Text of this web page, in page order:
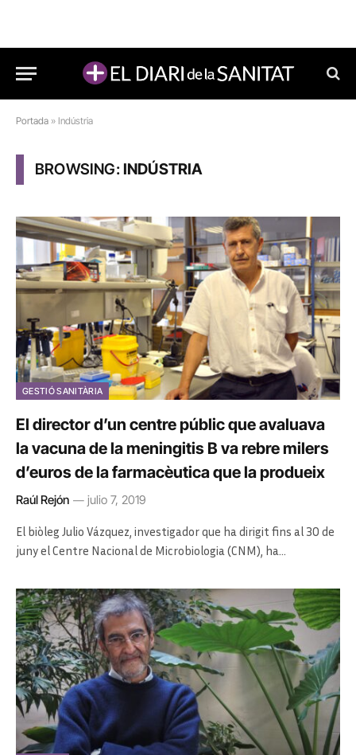
Portada » Indústria
BROWSING:INDÚSTRIA
GESTIÓ SANITÀRIA
El director d’un centre públic que avaluava
la vacuna de la meningitis B va rebre milers
d’euros de la farmacèutica que la produeix
Raúl Rejón julio 7, 2019
El biòleg Julio Vázquez, investigador que ha dirigit fins al 30 de
juny el Centre Nacional de Microbiologia (CNM), ha…